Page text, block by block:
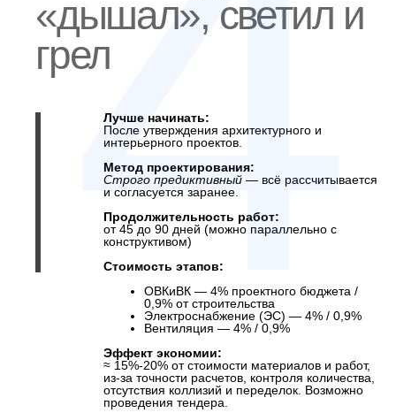
Проект конструкций
— расчёт на
5
Лучше начинать:
Параллельно с архитектурным проектом
или сразу после.
Метод проектирования:
корректировками— расчёты на основе
Продолжительность работ:
от 30 до 45 дней
Стоимость этапа:
≈ 1,4% от бюджета строительства
Эффект экономии:
≈ 5%-15% от стоимости бетона и арматуры
за счет точности расчетов и перерасчета
избыточности